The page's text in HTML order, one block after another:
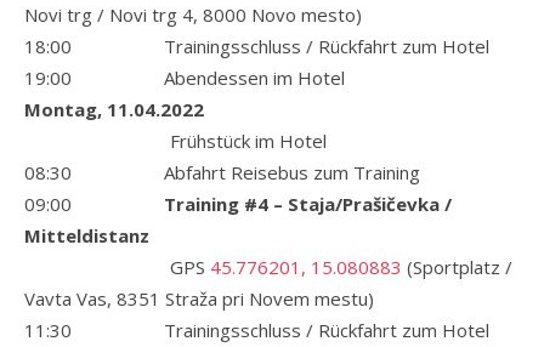
Novi trg / Novi trg 4, 8000 Novo mesto)
18:00 Trainingsschluss / Rückfahrt zum Hotel
19:00 Abendessen im Hotel
Montag, 11.04.2022
Frühstück im Hotel
08:30 Abfahrt Reisebus zum Training
09:00 Training #4 – Staja/Prašičevka /
Mitteldistanz
GPS 45.776201, 15.080883 (Sportplatz /
Vavta Vas, 8351 Straža pri Novem mestu)
11:30 Trainingsschluss / Rückfahrt zum Hotel